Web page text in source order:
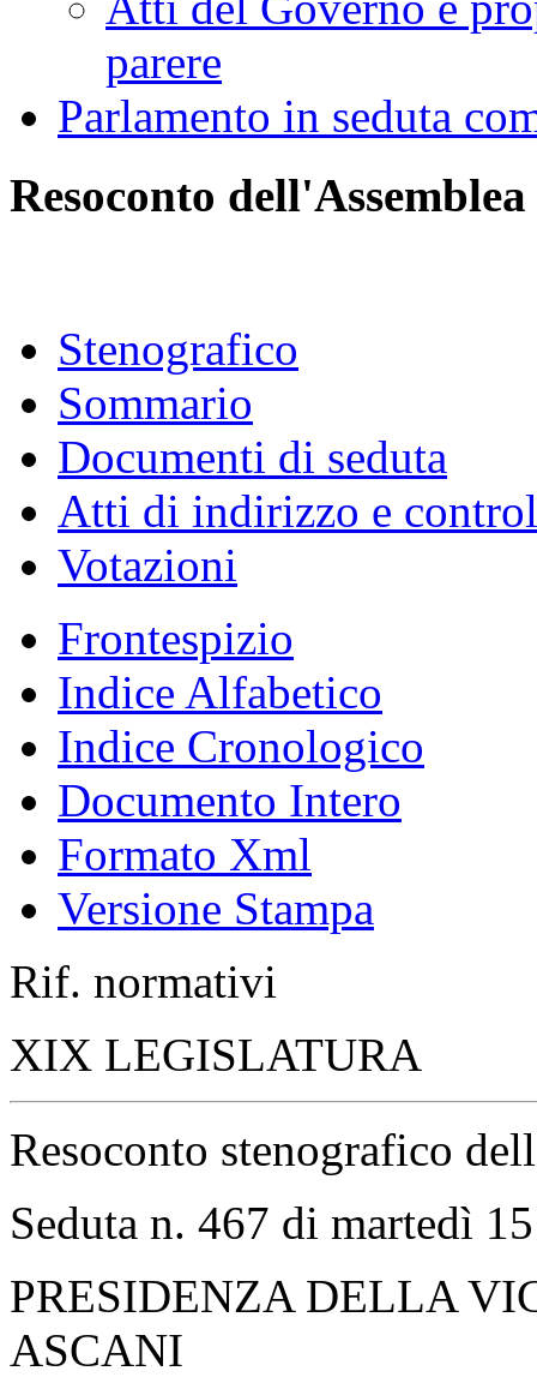
parere
Parlamento in seduta
Resoconto dell'Assemblea
Stenografico
Sommario
Documenti di seduta
Atti di indirizzo e
Votazioni
Frontespizio
Indice Alfabetico
Indice Cronologico
Documento Intero
Formato Xml
Versione Stampa
Rif. normativi
XIX LEGISLATURA
Resoconto stenografico
Seduta n. 467 di martedì
PRESIDENZA DELLA
ASCANI